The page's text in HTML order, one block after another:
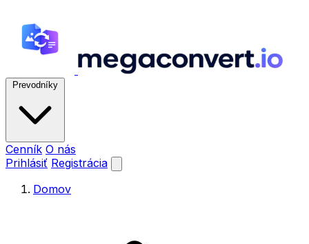
Prevodníky
Cenník O nás
Prihlásiť Registrácia
Domov